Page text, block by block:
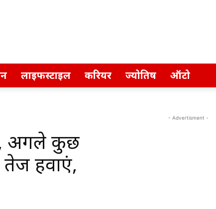
लाइफस्टाइल करियर ज्योतिष ऑटो
अगले कुछ
तेज हवाएं,
- Advertisment -